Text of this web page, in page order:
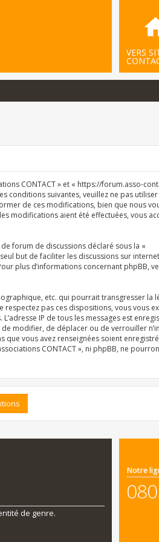
VERS
CONTACT » et « https://forum.asso-
conditions suivantes, veuillez ne pas
de ces modifications, bien que nous
modifications aient été effectuées, vous
forum de discussions déclaré sous la «
but de faciliter les discussions sur
plus d’informations concernant phpBB,
etc. qui pourrait transgresser la
respectez pas ces dispositions, vous vous
IP de tous les messages est
modifier, de déplacer ou de verrouiller
que vous avez renseignées soient
CONTACT », ni phpBB, ne
de genre.
Notre